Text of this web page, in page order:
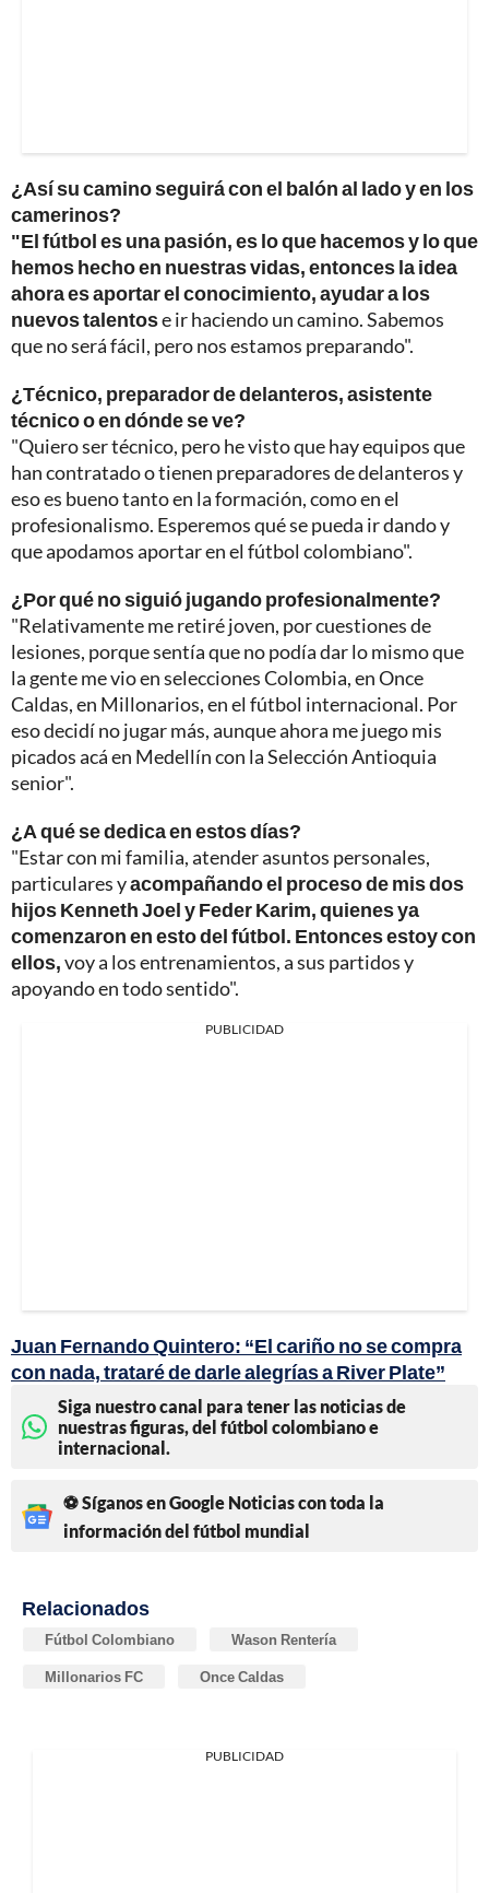
¿Así su camino seguirá con el balón al lado y en los
camerinos?
"El fútbol es una pasión, es lo que hacemos y lo que
hemos hecho en nuestras vidas, entonces la idea
ahora es aportar el conocimiento, ayudar a los
nuevos talentose ir haciendo un camino. Sabemos
que no será fácil, pero nos estamos preparando".
¿Técnico, preparador de delanteros, asistente
técnico o en dónde se ve?
"Quiero ser técnico, pero he visto que hay equipos que
han contratado o tienen preparadores de delanteros y
eso es bueno tanto en la formación, como en el
profesionalismo. Esperemos qué se pueda ir dando y
que apodamos aportar en el fútbol colombiano".
¿Por qué no siguió jugando profesionalmente?
"Relativamente me retiré joven, por cuestiones de
lesiones, porque sentía que no podía dar lo mismo que
la gente me vio en selecciones Colombia, en Once
Caldas, en Millonarios, en el fútbol internacional. Por
eso decidí no jugar más, aunque ahora me juego mis
picados acá en Medellín con la Selección Antioquia
senior".
¿A qué se dedica en estos días?
"Estar con mi familia, atender asuntos personales,
particulares yacompañando el proceso de mis dos
hijos Kenneth Joel y Feder Karim, quienes ya
comenzaron en esto del fútbol. Entonces estoy con
ellos,voy a los entrenamientos, a sus partidos y
apoyando en todo sentido".
PUBLICIDAD
Juan Fernando Quintero: “El cariño no se compra
con nada, trataré de darle alegrías a River Plate”
Siga nuestro canal para tener las noticias de
nuestras figuras, del fútbol colombiano e
internacional.
⚽ Síganos en Google Noticias con toda la
información del fútbol mundial
Relacionados
Fútbol Colombiano Wason Rentería
Millonarios FC Once Caldas
PUBLICIDAD